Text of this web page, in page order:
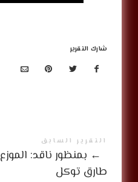
شارك التقرير
التقرير السابق
← بمنظور ناقد: الموزع
طارق توكل